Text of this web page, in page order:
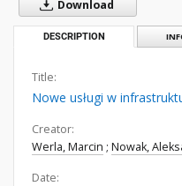
Download
DESCRIPTION
Title:
Nowe usługi w
Creator:
Werla, Marcin ; Nowak,
Date: